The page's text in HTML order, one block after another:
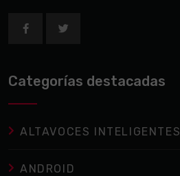
Categorías destacadas
ALTAVOCES INTELIGENTES
ANDROID